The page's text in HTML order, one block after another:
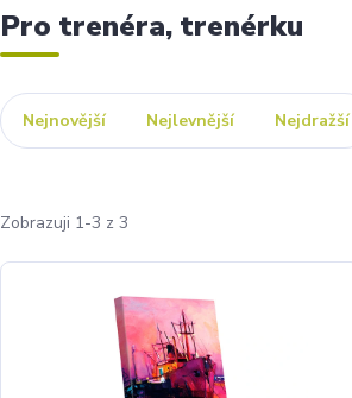
Pro trenéra, trenérku
Nejnovější Nejlevnější Nejdražší
Zobrazuji 1-3 z 3